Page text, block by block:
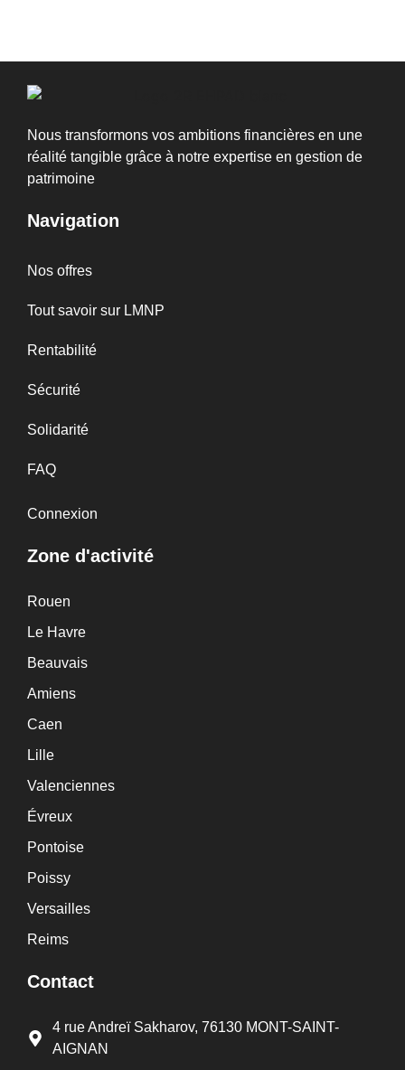
Nous transformons vos ambitions financières en une
réalité tangible grâce à notre expertise en gestion de
patrimoine
Navigation
Nos offres
Tout savoir sur LMNP
Rentabilité
Sécurité
Solidarité
FAQ
Connexion
Zone d'activité
Rouen
Le Havre
Beauvais
Amiens
Caen
Lille
Valenciennes
Évreux
Pontoise
Poissy
Versailles
Reims
Contact
4 rue Andreï Sakharov, 76130 MONT-SAINT-
AIGNAN